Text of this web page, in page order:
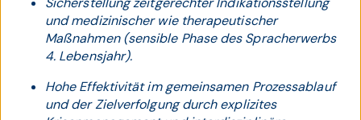
und medizinischer wie therapeutischer
Maßnahmen (sensible Phase des Spracherwerbs
4. Lebensjahr).
Hohe Effektivität im gemeinsamen Prozessablauf
und der Zielverfolgung durch explizites